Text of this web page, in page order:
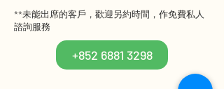
**未能出席的客戶，歡迎另約時間，作免費私人
諮詢服務
+852 6881 3298